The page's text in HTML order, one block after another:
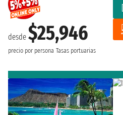
desde $25,946
precio por persona Tasas portuarias